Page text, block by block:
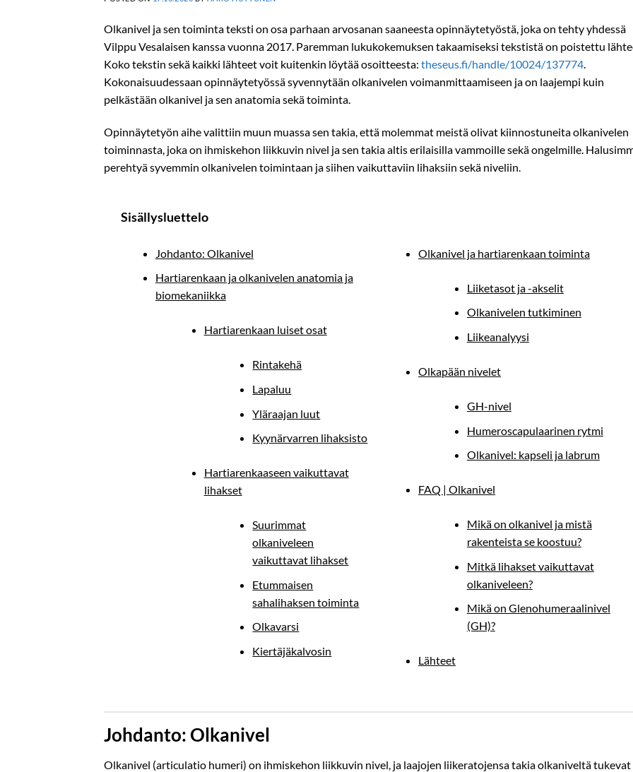
Olkanivel ja sen toiminta teksti on osa parhaan arvosanan saaneesta opinnäytetyöstä, joka on tehty yhdessä
Vilppu Vesalaisen kanssa vuonna 2017. Paremman lukukokemuksen takaamiseksi tekstistä on poistettu
Koko tekstin sekä kaikki lähteet voit kuitenkin löytää osoitteesta: theseus.fi/handle/10024/137774.
Kokonaisuudessaan opinnäytetyössä syvennytään olkanivelen voimanmittaamiseen ja on laajempi kuin
pelkästään olkanivel ja sen anatomia sekä toiminta.
Opinnäytetyön aihe valittiin muun muassa sen takia, että molemmat meistä olivat kiinnostuneita olkanivelen
toiminnasta, joka on ihmiskehon liikkuvin nivel ja sen takia altis erilaisilla vammoille sekä ongelmille.
perehtyä syvemmin olkanivelen toimintaan ja siihen vaikuttaviin lihaksiin sekä niveliin.
Sisällysluettelo
Johdanto: Olkanivel
Hartiarenkaan ja olkanivelen anatomia ja
biomekaniikka
Hartiarenkaan luiset osat
Rintakehä
Lapaluu
Yläraajan luut
Kyynärvarren lihaksisto
Hartiarenkaaseen vaikuttavat
lihakset
Suurimmat
olkaniveleen
vaikuttavat lihakset
Etummaisen
sahalihaksen toiminta
Olkavarsi
Kiertäjäkalvosin
Olkanivel ja hartiarenkaan toiminta
Liiketasot ja -akselit
Olkanivelen tutkiminen
Liikeanalyysi
Olkapään nivelet
GH-nivel
Humeroscapulaarinen rytmi
Olkanivel: kapseli ja labrum
FAQ | Olkanivel
Mikä on olkanivel ja mistä
rakenteista se koostuu?
Mitkä lihakset vaikuttavat
olkaniveleen?
Mikä on Glenohumeraalinivel
(GH)?
Lähteet
Johdanto: Olkanivel
Olkanivel (articulatio humeri) on ihmiskehon liikkuvin nivel, ja laajojen liikeratojensa takia olkaniveltä tukevat